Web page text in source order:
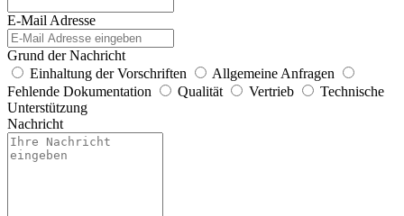
E-Mail Adresse
Grund der Nachricht
Einhaltung der Vorschriften
Allgemeine Anfragen
Fehlende Dokumentation
Qualität Vertrieb
Technische
Unterstützung
Nachricht